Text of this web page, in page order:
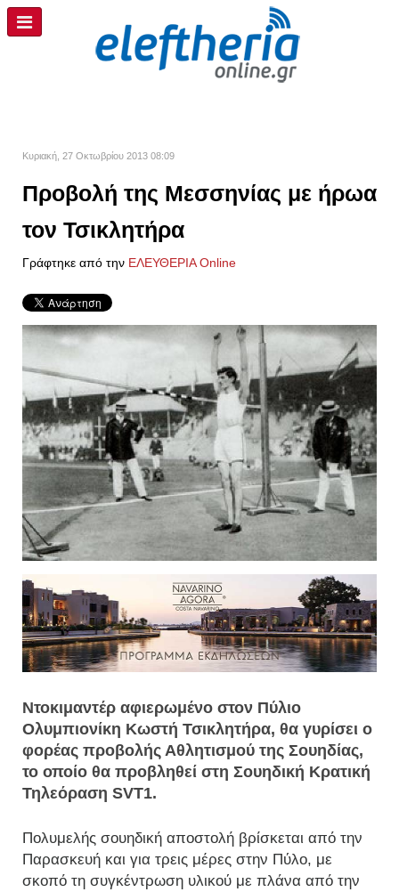
Κυριακή, 27 Οκτωβρίου 2013 08:09
Προβολή της Μεσσηνίας με ήρωα
τον Τσικλητήρα
Γράφτηκε από την ΕΛΕΥΘΕΡΙΑ Online
Ντοκιμαντέρ αφιερωμένο στον Πύλιο
Ολυμπιονίκη Κωστή Τσικλητήρα, θα γυρίσει ο
φορέας προβολής Αθλητισμού της Σουηδίας,
το οποίο θα προβληθεί στη Σουηδική Κρατική
Τηλεόραση SVΤ1.
Πολυμελής σουηδική αποστολή βρίσκεται από την
Παρασκευή και για τρεις μέρες στην Πύλο, με
σκοπό τη συγκέντρωση υλικού με πλάνα από την